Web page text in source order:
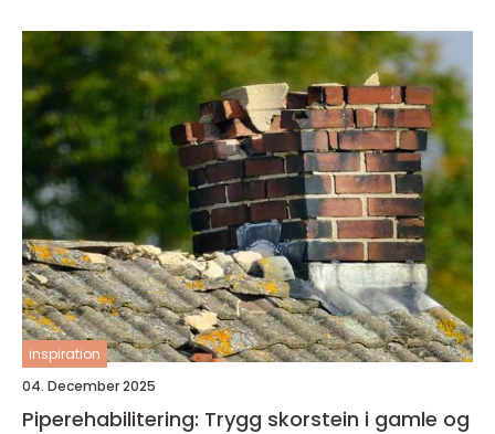
inspiration
04. December 2025
Piperehabilitering: Trygg skorstein i gamle og